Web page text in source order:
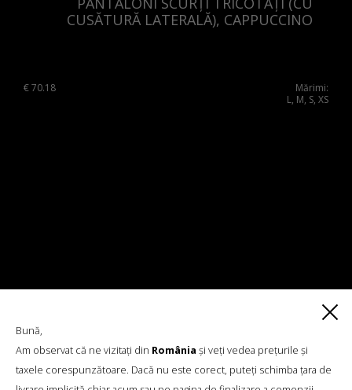
CUSĂTURĂ LATERALĂ), CAPPUCCINO
€70.18
Mărimi:
L, M, S, XS
Bună,
Am observat că ne vizitați din România și veți vedea prețurile și
taxele corespunzătoare. Dacă nu este corect, puteți schimba țara de